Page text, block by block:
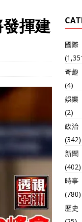
揮建
國際
奇趣
(4)
娛樂
(2)
政治
(342)
新聞
(402)
時事
(780)
歷史